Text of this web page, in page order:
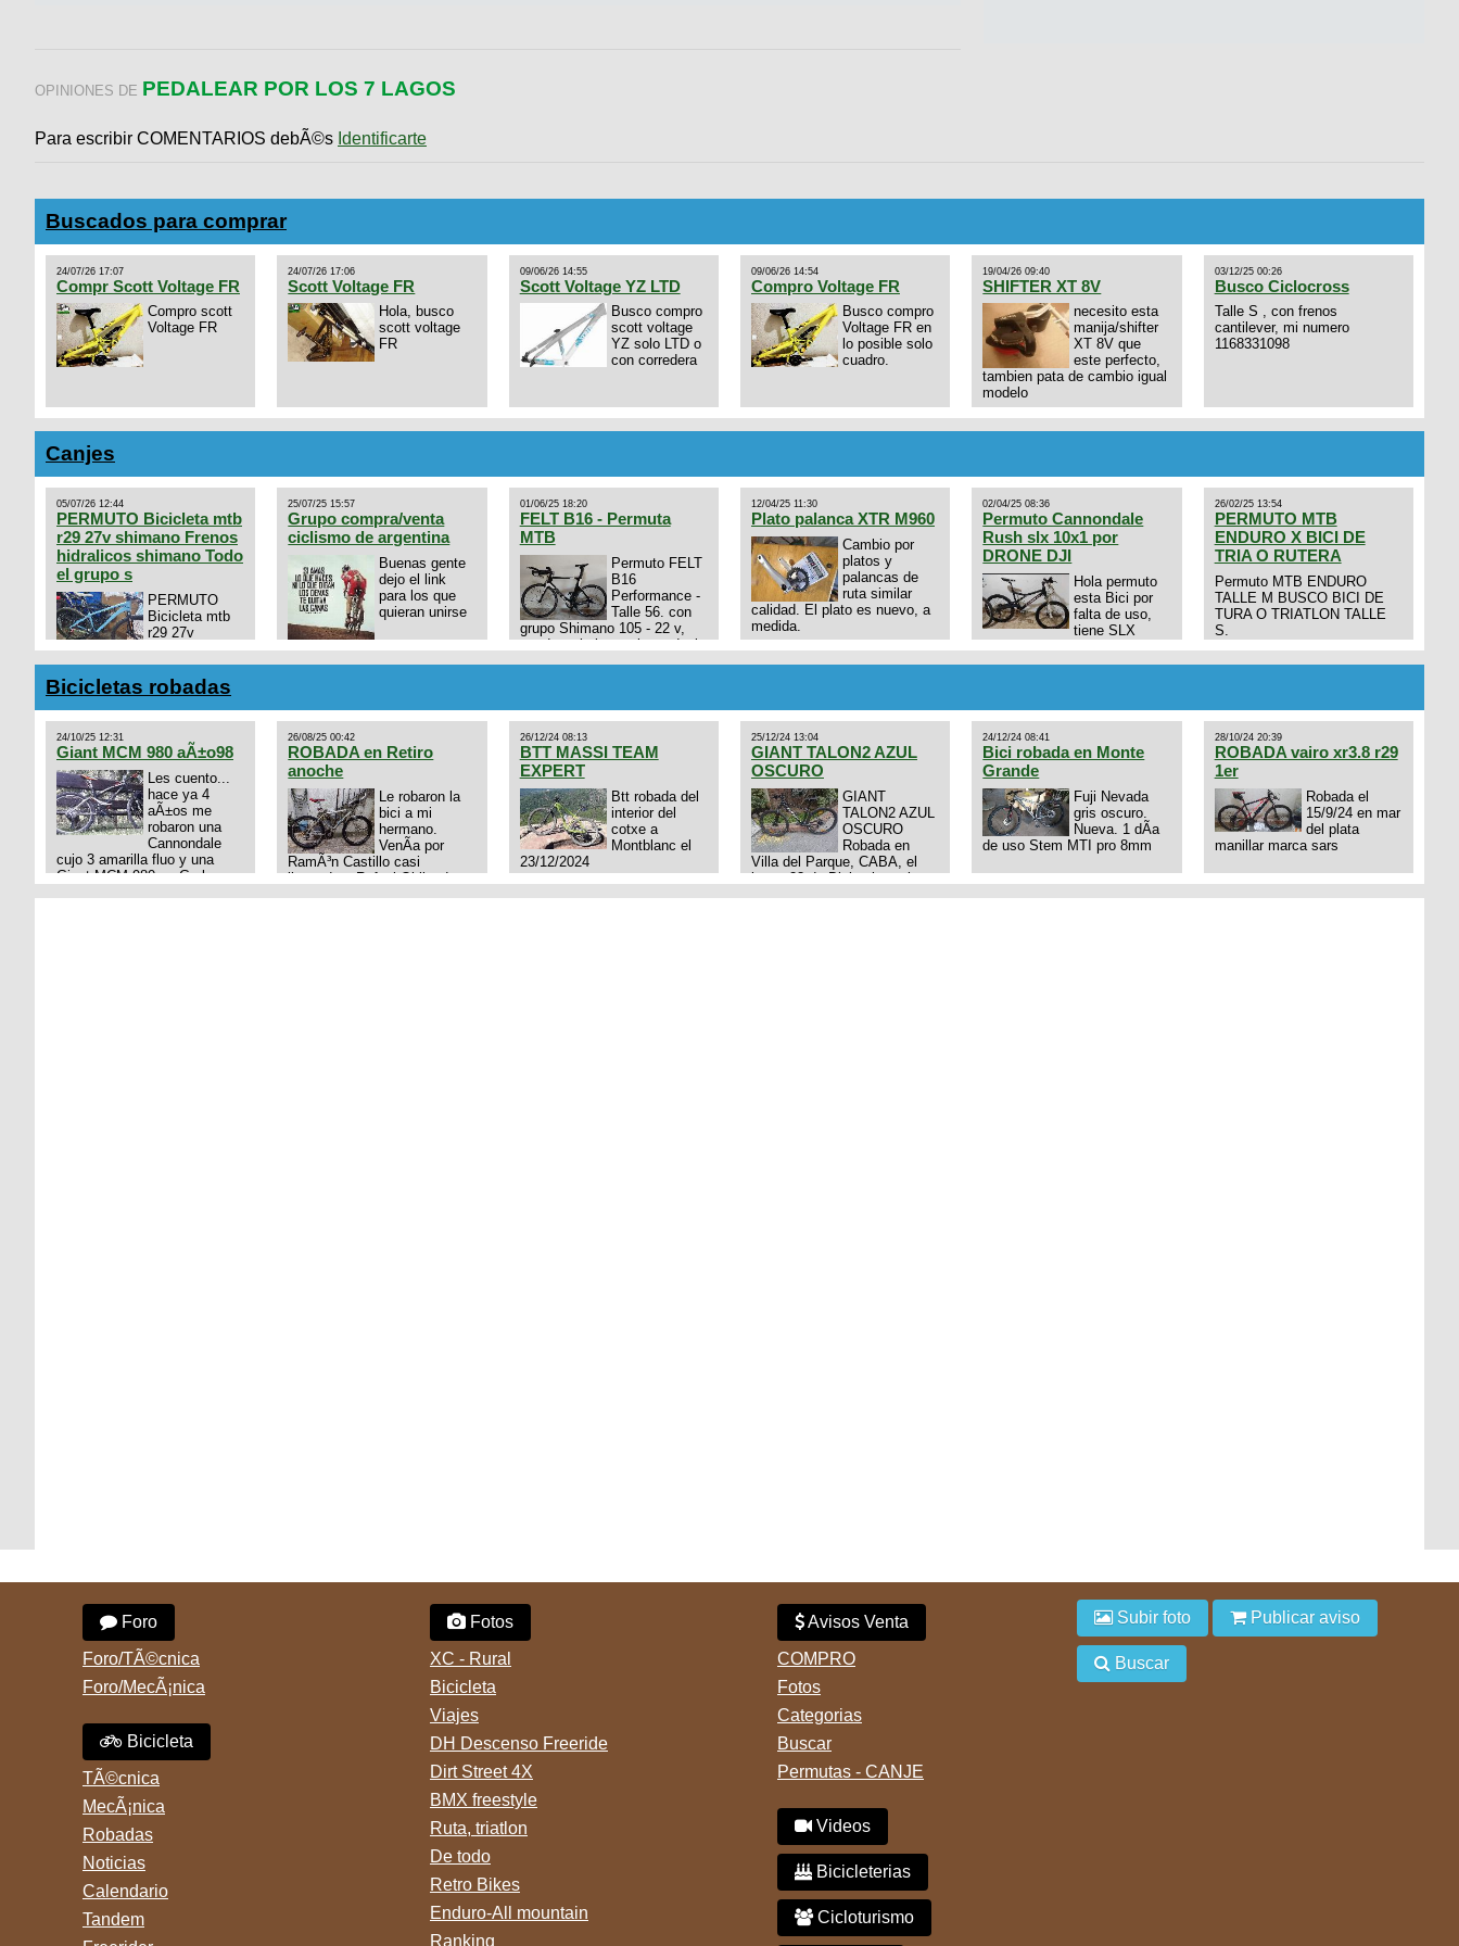
OPINIONES DE PEDALEAR POR LOS 7 LAGOS
Para escribir COMENTARIOS debÃ©s Identificarte
Buscados para comprar
24/07/26 17:07
Compr Scott Voltage FR
Compro scott
Voltage FR
24/07/26 17:06
Scott Voltage FR
Hola, busco
scott voltage
FR
09/06/26 14:55
Scott Voltage YZ LTD
Busco compro
scott voltage
YZ solo LTD o
con corredera
09/06/26 14:54
Compro Voltage FR
Busco compro
Voltage FR en
lo posible solo
cuadro.
19/04/26 09:40
SHIFTER XT 8V
necesito esta
manija/shifter
XT 8V que
este perfecto,
tambien pata de cambio igual
modelo
03/12/25 00:26
Busco Ciclocross
Talle S , con frenos
cantilever, mi numero
1168331098
Canjes
05/07/26 12:44
PERMUTO Bicicleta mtb
r29 27v shimano Frenos
hidralicos shimano Todo
el grupo s
PERMUTO
Bicicleta mtb
r29 27v
shimano
Frenos hidralicos shimano
Todo el grupo shimano Talle
s/m Permuto x pistera o ruta
talle s o m.
25/07/25 15:57
Grupo compra/venta
ciclismo de argentina
Buenas gente
dejo el link
para los que
quieran unirse
https://chat.whatsapp.com/E4N9zhVk9wHFFzK7T345Kn?
mode=ac_t
01/06/25 18:20
FELT B16 - Permuta
MTB
Permuto FELT
B16
Performance -
Talle 56. con
grupo Shimano 105 - 22 v,
cuadro: triatlon carbono dual
12/04/25 11:30
Plato palanca XTR M960
Cambio por
platos y
palancas de
ruta similar
calidad. El plato es nuevo, a
medida.
02/04/25 08:36
Permuto Cannondale
Rush slx 10x1 por
DRONE DJI
Hola permuto
esta Bici por
falta de uso,
tiene SLX
Horquilla Axon tope de gama
por drone de la marca Dji, les
interesa 3434568861 saludos
26/02/25 13:54
PERMUTO MTB
ENDURO X BICI DE
TRIA O RUTERA
Permuto MTB ENDURO
TALLE M BUSCO BICI DE
TURA O TRIATLON TALLE
S.
Bicicletas robadas
24/10/25 12:31
Giant MCM 980 aÃ±o98
Les cuento...
hace ya 4
aÃ±os me
robaron una
Cannondale
cujo 3 amarilla fluo y una
Giant MCM 980 en Gral
26/08/25 00:42
ROBADA en Retiro
anoche
Le robaron la
bici a mi
hermano.
VenÃ­a por
RamÃ³n Castillo casi
llegando a Rafael Obligado en
26/12/24 08:13
BTT MASSI TEAM
EXPERT
Btt robada del
interior del
cotxe a
Montblanc el
23/12/2024
25/12/24 13:04
GIANT TALON2 AZUL
OSCURO
GIANT
TALON2 AZUL
OSCURO
Robada en
Villa del Parque, CABA, el
lunes 23 de Diciembre a las
24/12/24 08:41
Bici robada en Monte
Grande
Fuji Nevada
gris oscuro.
Nueva. 1 dÃ­a
de uso Stem MTI pro 8mm
28/10/24 20:39
ROBADA vairo xr3.8 r29
1er
Robada el
15/9/24 en mar
del plata
manillar marca sars
Foro
Foro/TÃ©cnica
Foro/MecÃ¡nica
Bicicleta
TÃ©cnica
MecÃ¡nica
Robadas
Noticias
Calendario
Tandem
Fotos
XC - Rural
Bicicleta
Viajes
DH Descenso Freeride
Dirt Street 4X
BMX freestyle
Ruta, triatlon
De todo
Retro Bikes
Enduro-All mountain
Ranking
Avisos Venta
COMPRO
Fotos
Categorias
Buscar
Permutas - CANJE
Videos
Bicicleterias
Cicloturismo
Subir foto Publicar aviso
Buscar